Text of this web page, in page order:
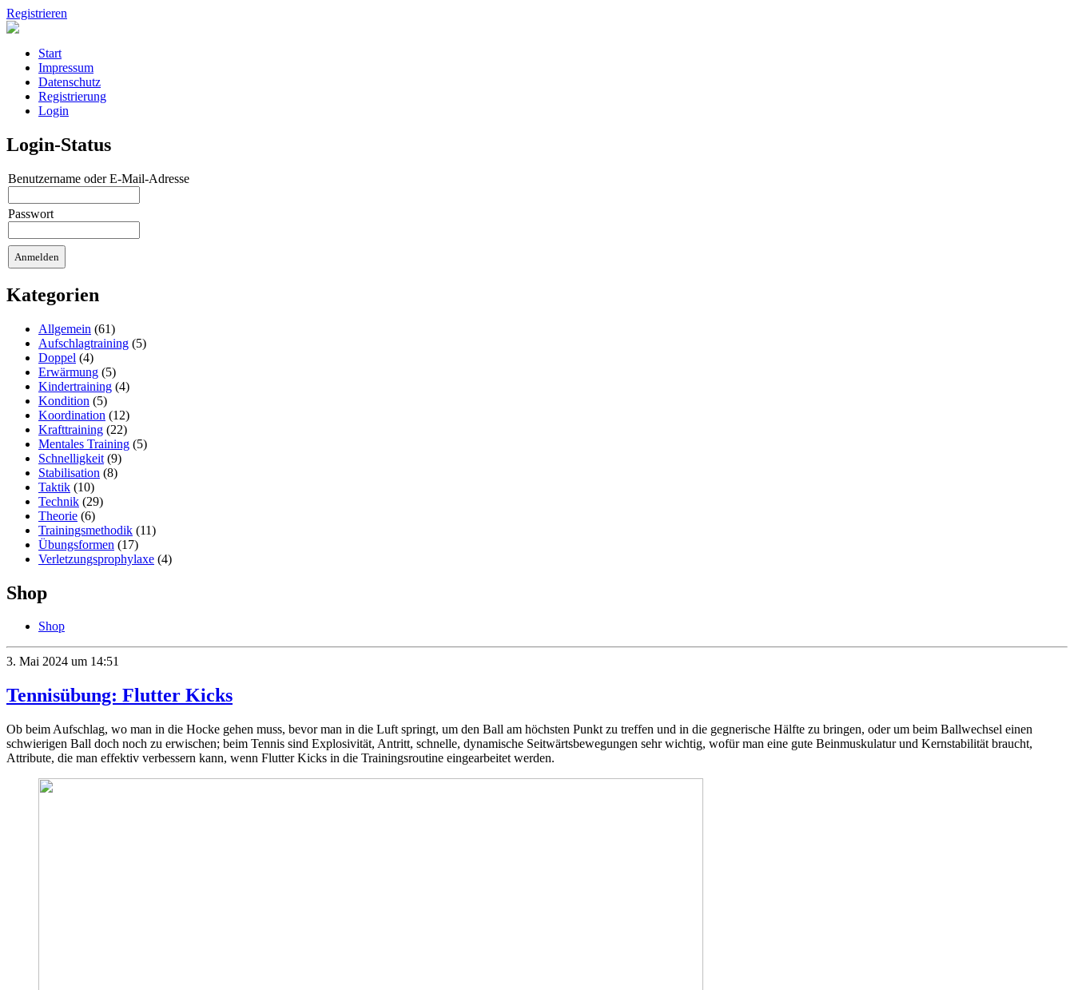
Registrieren
Start
Impressum
Datenschutz
Registrierung
Login
Login-Status
Benutzername oder E-Mail-Adresse
Passwort
Kategorien
Allgemein (61)
Aufschlagtraining (5)
Doppel (4)
Erwärmung (5)
Kindertraining (4)
Kondition (5)
Koordination (12)
Krafttraining (22)
Mentales Training (5)
Schnelligkeit (9)
Stabilisation (8)
Taktik (10)
Technik (29)
Theorie (6)
Trainingsmethodik (11)
Übungsformen (17)
Verletzungsprophylaxe (4)
Shop
Shop
3. Mai 2024 um 14:51
Tennisübung: Flutter Kicks
Ob beim Aufschlag, wo man in die Hocke gehen muss, bevor man in die Luft springt, um den Ball am höchsten Punkt zu treffen und in die gegnerische Hälfte zu bringen, oder um beim Ballwechsel einen
schwierigen Ball doch noch zu erwischen; beim Tennis sind Explosivität, Antritt, schnelle, dynamische Seitwärtsbewegungen sehr wichtig, wofür man eine gute Beinmuskulatur und Kernstabilität braucht,
Attribute, die man effektiv verbessern kann, wenn Flutter Kicks in die Trainingsroutine eingearbeitet werden.